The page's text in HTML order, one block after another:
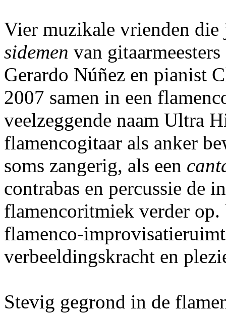
Vier muzikale vrienden die
sidemen van
Gerardo Núñez en pianist
2007 samen in een
veelzeggende naam Ultra
flamencogitaar als anker
soms zangerig, als een
contrabas en percussie de
flamencoritmiek verder
flamenco-
verbeeldingskracht en
Stevig gegrond in de